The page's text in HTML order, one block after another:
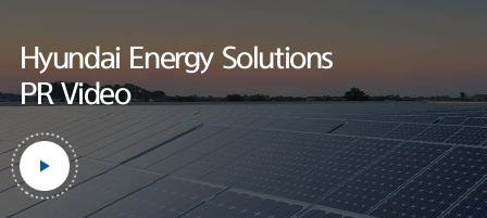
Hyundai Energy Solutions
PR Video